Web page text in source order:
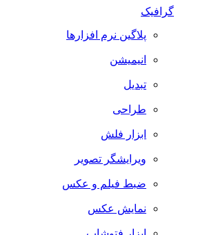
گرافیک
پلاگین نرم افزارها
انیمیشن
تبدیل
طراحی
ابزار فلش
ویرایشگر تصویر
ضبط فيلم و عكس
نمایش عکس